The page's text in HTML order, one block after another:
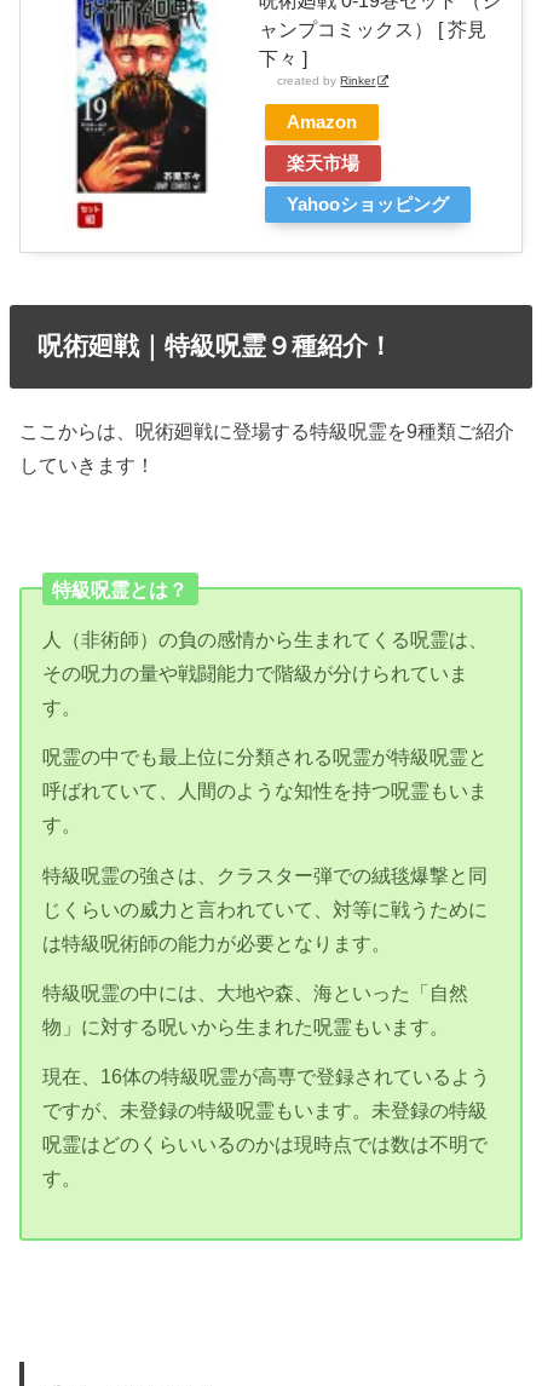
ャンプコミックス） [ 芥見
下々 ]
created byRinker
Amazon
楽天市場
Yahooショッピング
呪術廻戦｜特級呪霊９種紹介！
ここからは、呪術廻戦に登場する特級呪霊を9種類ご紹介
していきます！
特級呪霊とは？
人（非術師）の負の感情から生まれてくる呪霊は、
その呪力の量や戦闘能力で階級が分けられていま
す。
呪霊の中でも最上位に分類される呪霊が特級呪霊と
呼ばれていて、人間のような知性を持つ呪霊もいま
す。
特級呪霊の強さは、クラスター弾での絨毯爆撃と同
じくらいの威力と言われていて、対等に戦うために
は特級呪術師の能力が必要となります。
特級呪霊の中には、大地や森、海といった「自然
物」に対する呪いから生まれた呪霊もいます。
現在、16体の特級呪霊が高専で登録されているよう
ですが、未登録の特級呪霊もいます。未登録の特級
呪霊はどのくらいいるのかは現時点では数は不明で
す。